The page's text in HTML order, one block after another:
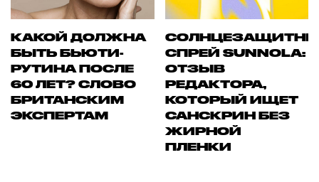
КАКОЙ ДОЛЖНА
БЫТЬ БЬЮТИ-
РУТИНА ПОСЛЕ
60 ЛЕТ? СЛОВО
БРИТАНСКИМ
ЭКСПЕРТАМ
СПРЕЙ SUNNOLA:
ОТЗЫВ
РЕДАКТОРА,
КОТОРЫЙ ИЩЕТ
САНСКРИН БЕЗ
ЖИРНОЙ
ПЛЕНКИ